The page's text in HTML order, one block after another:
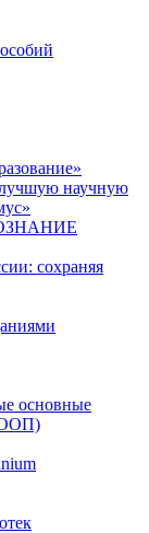
научную
сохраняя
основные